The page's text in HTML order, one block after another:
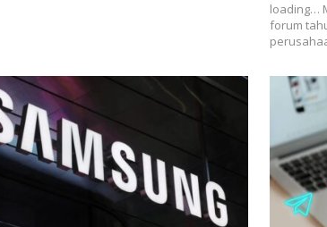
loading…
forum